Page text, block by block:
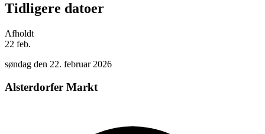
Tidligere datoer
Afholdt
22 feb.
søndag den 22. februar 2026
Alsterdorfer Markt